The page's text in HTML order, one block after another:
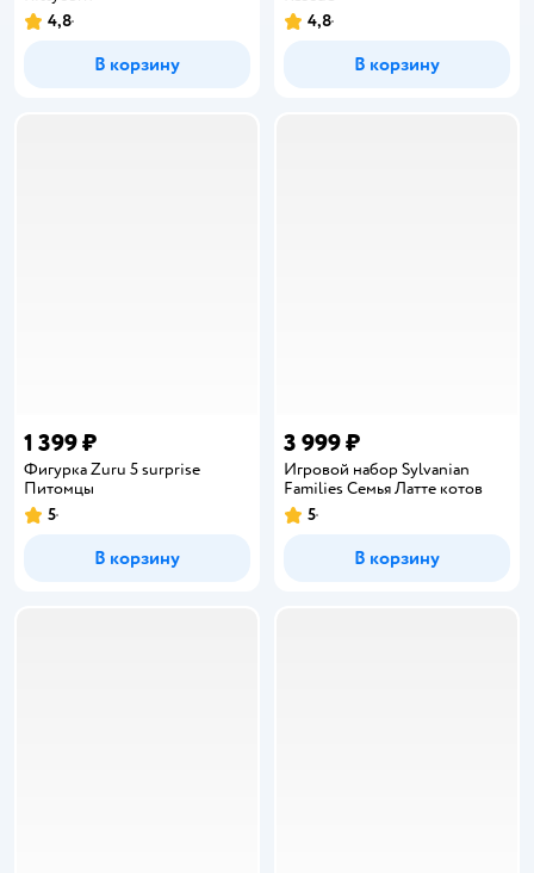
Рейтинг:
4,8
В корзину
Рейтинг:
4,8
В корзину
1 399 ₽
Фигурка Zuru 5 surprise
Питомцы
Рейтинг:
5
В корзину
3 999 ₽
Игровой набор Sylvanian
Families Семья Латте котов
Рейтинг:
5
В корзину